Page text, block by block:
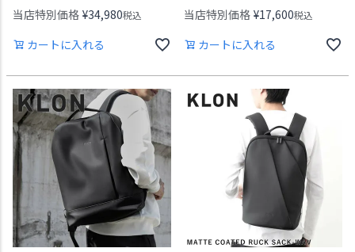
当店特別価格 ¥34,980税込
カートに入れる
当店特別価格 ¥17,600税込
カートに入れる